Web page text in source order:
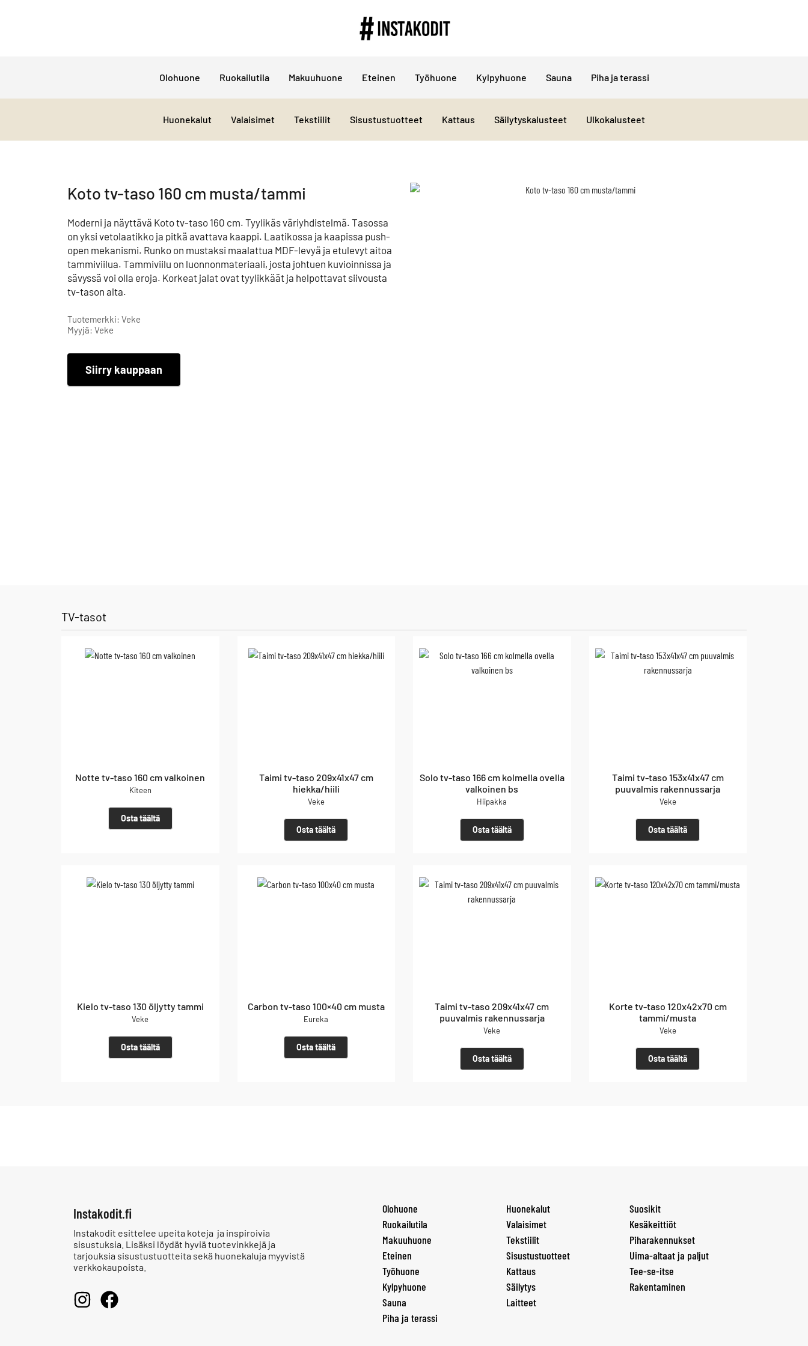
Olohuone Ruokailutila Makuuhuone Eteinen Työhuone Kylpyhuone Sauna Piha ja terassi
Huonekalut Valaisimet Tekstiilit Sisustustuotteet Kattaus Säilytyskalusteet Ulkokalusteet
Koto tv-taso 160 cm musta/tammi
Moderni ja näyttävä Koto tv-taso 160 cm. Tyylikäs väriyhdistelmä. Tasossa
on yksi vetolaatikko ja pitkä avattava kaappi. Laatikossa ja kaapissa push-
open mekanismi. Runko on mustaksi maalattua MDF-levyä ja etulevyt aitoa
tammiviilua. Tammiviilu on luonnonmateriaali, josta johtuen kuvioinnissa ja
sävyssä voi olla eroja. Korkeat jalat ovat tyylikkäät ja helpottavat siivousta
tv-tason alta.
Tuotemerkki: Veke
Myyjä: Veke
Siirry kauppaan
TV-tasot
Notte tv-taso 160 cm valkoinen
Kiteen
Osta täältä
Taimi tv-taso 209x41x47 cm
hiekka/hiili
Veke
Osta täältä
Solo tv-taso 166 cm kolmella ovella
valkoinen bs
Hiipakka
Osta täältä
Taimi tv-taso 153x41x47 cm
puuvalmis rakennussarja
Veke
Osta täältä
Kielo tv-taso 130 öljytty tammi
Veke
Osta täältä
Carbon tv-taso 100×40 cm musta
Eureka
Osta täältä
Taimi tv-taso 209x41x47 cm
puuvalmis rakennussarja
Veke
Osta täältä
Korte tv-taso 120x42x70 cm
tammi/musta
Veke
Osta täältä
Instakodit.fi
Instakodit esittelee upeita koteja ja inspiroivia
sisustuksia. Lisäksi löydät hyviä tuotevinkkejä ja
tarjouksia sisustustuotteita sekä huonekaluja myyvistä
verkkokaupoista.
Olohuone
Ruokailutila
Makuuhuone
Eteinen
Työhuone
Kylpyhuone
Sauna
Piha ja terassi
Huonekalut
Valaisimet
Tekstiilit
Sisustustuotteet
Kattaus
Säilytys
Laitteet
Suosikit
Kesäkeittiöt
Piharakennukset
Uima-altaat ja paljut
Tee-se-itse
Rakentaminen